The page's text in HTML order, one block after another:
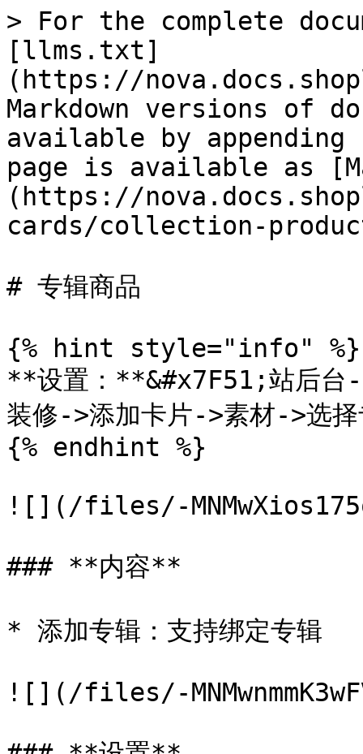
> For the complete
[llms.txt]
(https://
Markdown versions of
available by
page is available as
(https://
cards/collection-
# 专辑商品
{% hint style="info" %}
**设置：**&#x7F51;站后台
装修->添加卡片->素材->选择
{% endhint %}
![](/files/-
### **内容**
* 添加专辑：支持绑定专辑
![](/files/-